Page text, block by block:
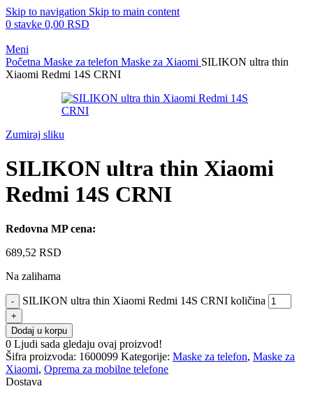
Skip to navigation Skip to main content
0 stavke 0,00 RSD
Meni
Početna Maske za telefon Maske za Xiaomi SILIKON ultra thin
Xiaomi Redmi 14S CRNI
Zumiraj sliku
SILIKON ultra thin Xiaomi
Redmi 14S CRNI
Redovna MP cena:
689,52 RSD
Na zalihama
SILIKON ultra thin Xiaomi Redmi 14S CRNI količina
Dodaj u korpu
0 Ljudi sada gledaju ovaj proizvod!
Šifra proizvoda: 1600099 Kategorije: Maske za telefon, Maske za
Xiaomi, Oprema za mobilne telefone
Dostava